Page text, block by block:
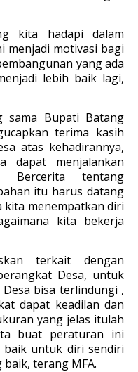
kita hadapi dalam
menjadi motivasi bagi
yang ada
lebih baik lagi,
sama Bupati Batang
terima kasih
atas kehadirannya,
dapat menjalankan
Bercerita tentang
itu harus datang
menempatkan diri
kita bekerja
terkait dengan
Desa, untuk
bisa terlindungi ,
dapat keadilan dan
yang jelas itulah
buat peraturan ini
baik untuk diri sendiri
terang MFA.